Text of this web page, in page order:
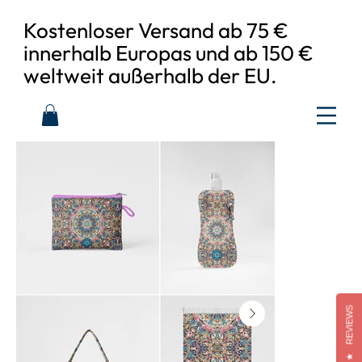
Kostenloser Versand ab 75 €
innerhalb Europas und ab 150 €
weltweit außerhalb der EU.
★
REVIEWS